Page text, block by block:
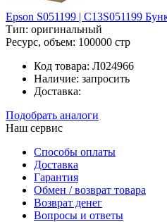
Epson S051199 | C13S051199
Тип: оригинальный
Ресурс, объем: 100000 стр
Код товара: Л024966
Наличие: запросить
Доставка:
Подобрать аналоги
Наш сервис
Способы оплаты
Доставка
Гарантия
Обмен / возврат товара
Возврат денег
Вопросы и ответы